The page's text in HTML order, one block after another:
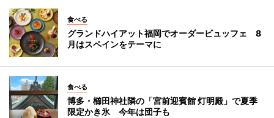
食べる
グランドハイアット福岡でオーダービュッフェ 8
月はスペインをテーマに
食べる
博多・櫛田神社隣の「宮前迎賓館 灯明殿」で夏季
限定かき氷 今年は団子も